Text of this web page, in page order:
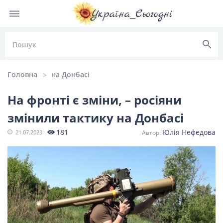
НОВИНИ УКРАЇНИ
Головні
новини
Політика Київ Львів
Одеса
Головна на Донбасі
На фронті є зміни, – росіяни
змінили тактику на Донбасі
21.07.2023 181 Юлія Нефедова